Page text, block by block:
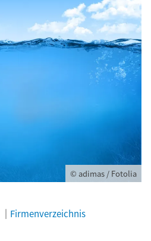
© adimas / Fotolia
Firmenverzeichnis